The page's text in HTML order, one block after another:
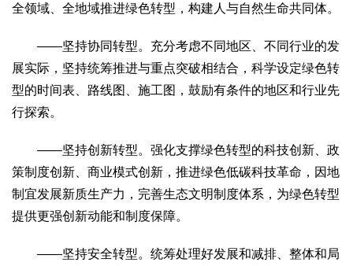
京 津 冀 晋 蒙 辽 吉 黑 沪 苏 浙 皖
闽
智库
智库建设
地方动态 地方强音
在线期刊
2017 2016 2015 2018 2019
关于我们
全领域、全地域推进绿色转型，构建人与自然生命共同体。
——坚持协同转型。充分考虑不同地区、不同行业的发
展实际，坚持统筹推进与重点突破相结合，科学设定绿色转
型的时间表、路线图、施工图，鼓励有条件的地区和行业先
行探索。
——坚持创新转型。强化支撑绿色转型的科技创新、政
策制度创新、商业模式创新，推进绿色低碳科技革命，因地
制宜发展新质生产力，完善生态文明制度体系，为绿色转型
提供更强创新动能和制度保障。
——坚持安全转型。统筹处理好发展和减排、整体和局